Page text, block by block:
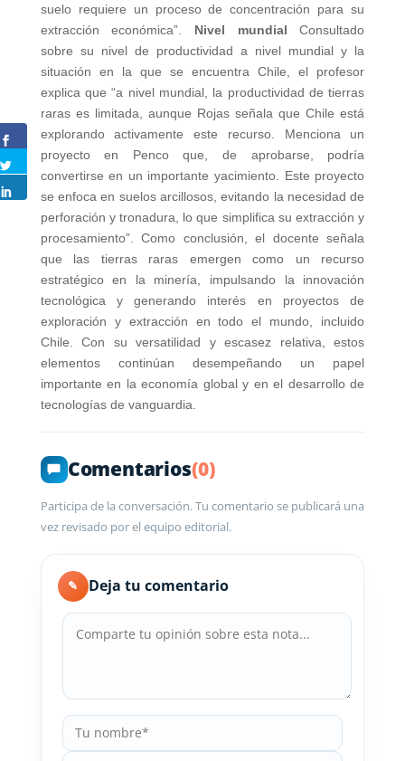
suelo requiere un proceso de concentración para su
extracción económica”. Nivel mundial Consultado
sobre su nivel de productividad a nivel mundial y la
situación en la que se encuentra Chile, el profesor
explica que “a nivel mundial, la productividad de tierras
raras es limitada, aunque Rojas señala que Chile está
explorando activamente este recurso. Menciona un
proyecto en Penco que, de aprobarse, podría
convertirse en un importante yacimiento. Este proyecto
se enfoca en suelos arcillosos, evitando la necesidad de
perforación y tronadura, lo que simplifica su extracción y
procesamiento”. Como conclusión, el docente señala
que las tierras raras emergen como un recurso
estratégico en la minería, impulsando la innovación
tecnológica y generando interés en proyectos de
exploración y extracción en todo el mundo, incluido
Chile. Con su versatilidad y escasez relativa, estos
elementos continúan desempeñando un papel
importante en la economía global y en el desarrollo de
tecnologías de vanguardia.
Comentarios(0)
Participa de la conversación. Tu comentario se publicará una
vez revisado por el equipo editorial.
✎ Deja tu comentario